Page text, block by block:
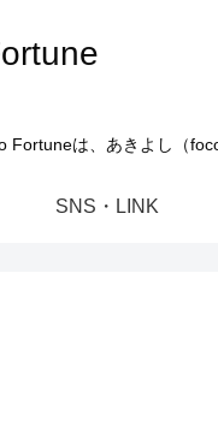
は、あきよし（
SNS・LINK